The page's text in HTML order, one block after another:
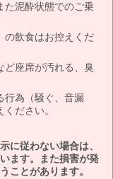
た泥酔状態でのご乗
の飲食はお控えくだ
ど座席が汚れる、臭
行為（騒ぐ、音漏
ださい。
に従わない場合は、
ます。また損害が発
ことがあります。